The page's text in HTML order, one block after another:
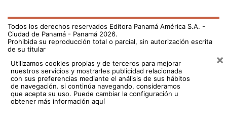
Ciudad de Panamá - Panamá 2026.
Prohibida su reproducción total o parcial, sin autorización escrita
de su titular
Utilizamos cookies propias y de terceros para mejorar
nuestros servicios y mostrarles publicidad relacionada
con sus preferencias mediante el análisis de sus hábitos
de navegación. si continúa navegando, consideramos
que acepta su uso.Puede cambiar la configuración u
obtener más información aquí